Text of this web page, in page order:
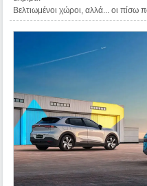
Βελτιωμένοι χώροι, αλλά... οι πίσω